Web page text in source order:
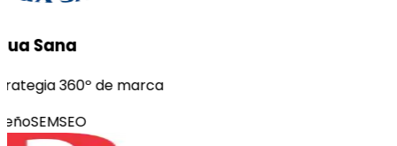
Sana
360º de marca
SEMSEO